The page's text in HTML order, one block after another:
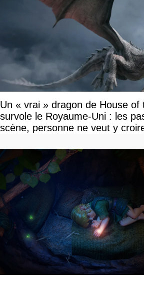
Un « vrai » dragon de House of
survole le Royaume-Uni : les
scène, personne ne veut y